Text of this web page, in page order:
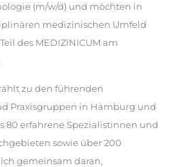
(m/w/d) und möchten in
medizinischen Umfeld
des MEDIZINICUM am
zu den führenden
Praxisgruppen in Hamburg und
80 erfahrene Spezialistinnen und
sowie über 200
gemeinsam daran,